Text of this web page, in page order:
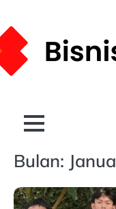
to
content
Bulan: